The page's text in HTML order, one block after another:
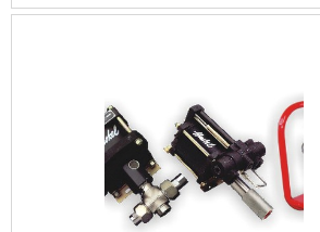
hidropneumática da
tanque inox.A vantagem de
equipamentos de teste pressão
acionamento elétrico
tipo de aparelh.